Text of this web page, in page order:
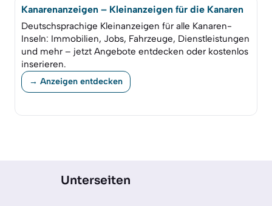
Kanarenanzeigen – Kleinanzeigen für die Kanaren
Deutschsprachige Kleinanzeigen für alle Kanaren-
Inseln: Immobilien, Jobs, Fahrzeuge, Dienstleistungen
und mehr – jetzt Angebote entdecken oder kostenlos
inserieren.
→ Anzeigen entdecken
Unterseiten